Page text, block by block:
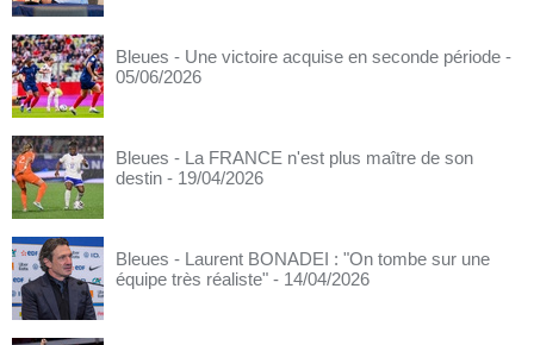
Bleues - Une victoire acquise en seconde période -
05/06/2026
Bleues - La FRANCE n'est plus maître de son
destin - 19/04/2026
Bleues - Laurent BONADEI : "On tombe sur une
équipe très réaliste" - 14/04/2026